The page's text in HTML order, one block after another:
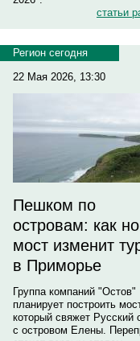
статьи
Регион сегодня
22 Мая 2026, 13:30
Пешком по
островам: как
мост изменит
в Приморье
Группа компаний "Остов"
планирует построить
который свяжет Русский
с островом Елены.